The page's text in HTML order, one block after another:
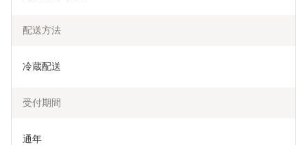
配送方法
冷蔵配送
受付期間
通年